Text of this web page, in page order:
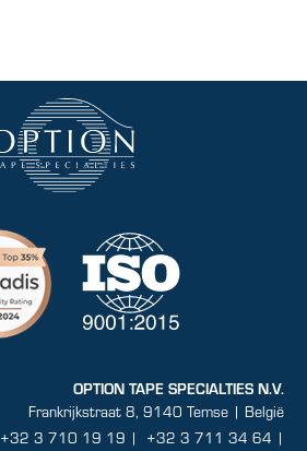
OPTION TAPE SPECIALTIES N.V.
Frankrijkstraat 8, 9140 Temse | België
+32 3 710 19 19 |
+32 3 711 34 64 |